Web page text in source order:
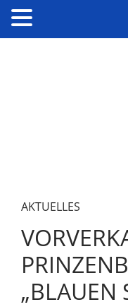
AKTUELLES
„BLAUEN